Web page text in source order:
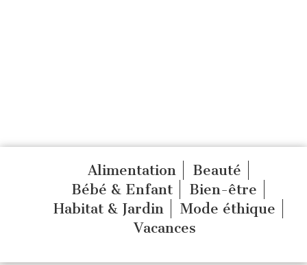
Alimentation
Beauté
Bébé & Enfant
Bien-être
Habitat & Jardin
Mode éthique
Vacances